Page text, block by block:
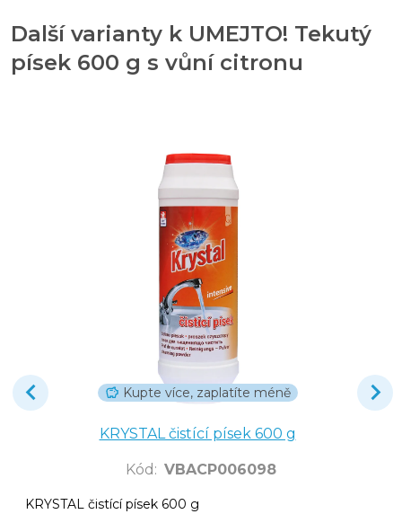
Další varianty k UMEJTO! Tekutý
písek 600 g s vůní citronu
Kupte více, zaplatíte méně
KRYSTAL čistící písek 600 g
Kód : VBACP006098
KRYSTAL čistící písek 600 g